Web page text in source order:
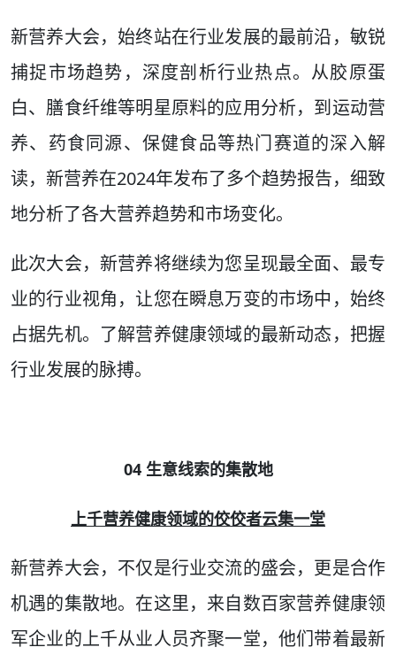
新营养大会，始终站在行业发展的最前沿，敏锐
捕捉市场趋势，深度剖析行业热点。从胶原蛋
白、膳食纤维等明星原料的应用分析，到运动营
养、药食同源、保健食品等热门赛道的深入解
读，新营养在2024年发布了多个趋势报告，细致
地分析了各大营养趋势和市场变化。
此次大会，新营养将继续为您呈现最全面、最专
业的行业视角，让您在瞬息万变的市场中，始终
占据先机。了解营养健康领域的最新动态，把握
行业发展的脉搏。
04 生意线索的集散地
上千营养健康领域的佼佼者云集一堂
新营养大会，不仅是行业交流的盛会，更是合作
机遇的集散地。在这里，来自数百家营养健康领
军企业的上千从业人员齐聚一堂，他们带着最新